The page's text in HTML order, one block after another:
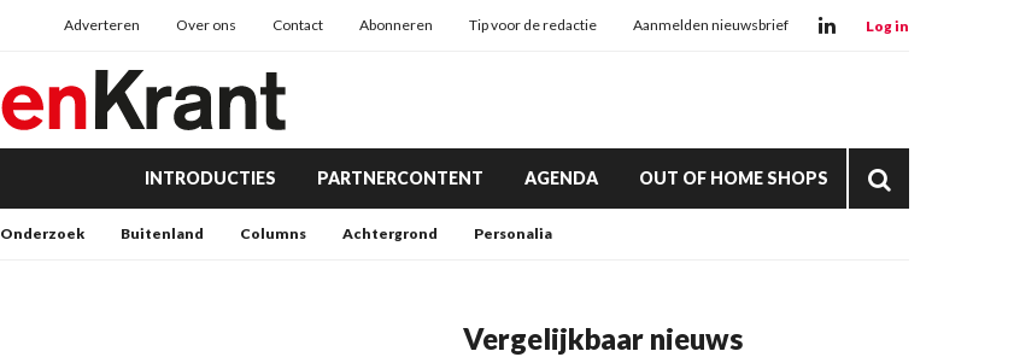
Adverteren Over ons Contact Abonneren Tip voor de redactie Aanmelden nieuwsbrief Log in
INTRODUCTIES PARTNERCONTENT AGENDA OUT OF HOME SHOPS
Onderzoek Buitenland Columns Achtergrond Personalia
Vergelijkbaar nieuws